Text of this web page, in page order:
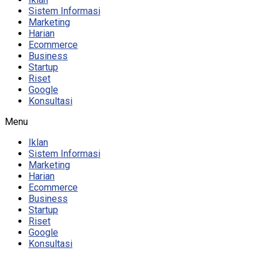
Sistem Informasi
Marketing
Harian
Ecommerce
Business
Startup
Riset
Google
Konsultasi
Menu
Iklan
Sistem Informasi
Marketing
Harian
Ecommerce
Business
Startup
Riset
Google
Konsultasi